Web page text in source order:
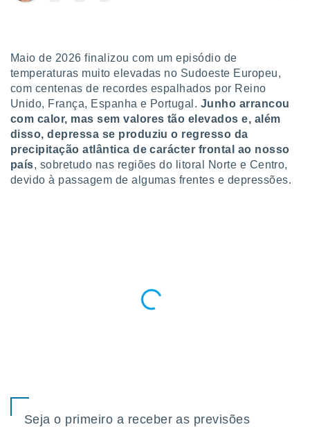
lhe
Pode
na nossa
e
a
cookies
parte
Maio de 2026 finalizou com um episódio de
temperaturas muito elevadas no Sudoeste Europeu,
com centenas de recordes espalhados por Reino
Unido, França, Espanha e Portugal. Junho arrancou
com calor, mas sem valores tão elevados e, além
disso, depressa se produziu o regresso da
precipitação atlântica de carácter frontal ao nosso
país, sobretudo nas regiões do litoral Norte e Centro,
devido à passagem de algumas frentes e depressões.
Seja o primeiro a receber as previsões